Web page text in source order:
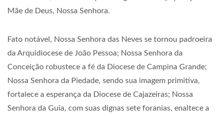
Mãe de Deus, Nossa Senhora.
Fato notável, Nossa Senhora das Neves se tornou padroeira
da Arquidiocese de João Pessoa; Nossa Senhora da
Conceição robustece a fé da Diocese de Campina Grande;
Nossa Senhora da Piedade, sendo sua imagem primitiva,
fortalece a esperança da Diocese de Cajazeiras; Nossa
Senhora da Guia, com suas dignas sete foranias, enaltece a